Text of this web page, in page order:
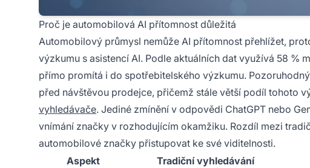
Proč je automobilová AI přítomnost důležitá
Automobilový průmysl nemůže AI přítomnost přehlížet,
výzkumu s asistencí AI. Podle aktuálních dat využívá 58 %
přímo promítá i do spotřebitelského výzkumu.
před návštěvou prodejce, přičemž stále větší podíl tohoto
vyhledávače. Jediné zmínění v odpovědi ChatGPT nebo
vnímání značky v rozhodujícím okamžiku. Rozdíl mezi
automobilové značky přistupovat ke své viditelnosti.
Aspekt
Tradiční vyhledávání